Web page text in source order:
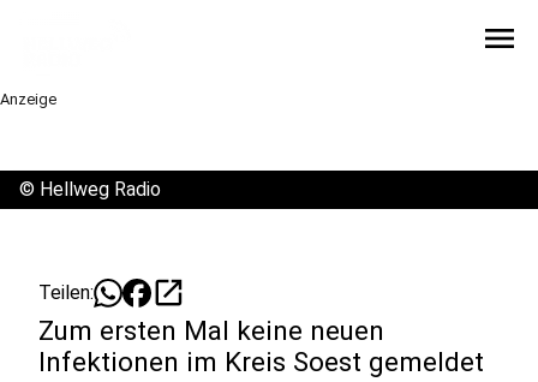
menu
Anzeige
© Hellweg Radio
Teilen: open_in_new
Zum ersten Mal keine neuen
Infektionen im Kreis Soest gemeldet